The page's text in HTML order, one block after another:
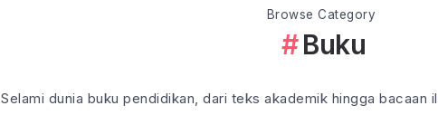
Browse Category
Buku
Selami dunia buku pendidikan, dari teks akademik hingga bacaan